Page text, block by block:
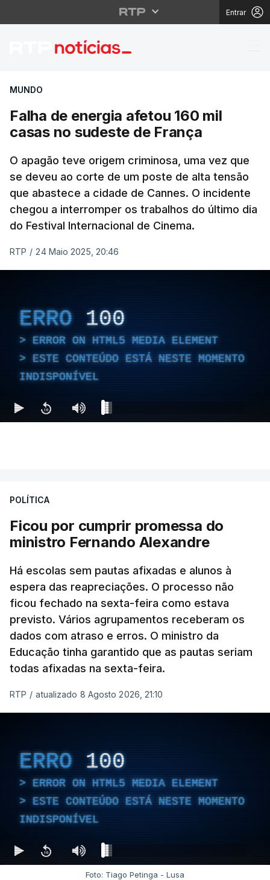
Entrar
Falha de energia
MUNDO
Falha de energia afetou 160 mil
casas no sudeste de França
O apagão teve origem criminosa, uma vez que
se deveu ao corte de um poste de alta tensão
que abastece a cidade de Cannes. O incidente
chegou a interromper os trabalhos do último dia
do Festival Internacional de Cinema.
RTP / 24 Maio 2025, 20:46
ERRO 100
ERROR ON HTML5 MEDIA ELEMENT
ESTE CONTEÚDO ESTÁ NESTE MOMENTO
INDISPONÍVEL
POLÍTICA
Ficou por cumprir promessa do
ministro Fernando Alexandre
Há escolas sem pautas afixadas e alunos à
espera das reapreciações. O processo não
ficou fechado na sexta-feira como estava
previsto. Vários agrupamentos receberam os
dados com atraso e erros. O ministro da
Educação tinha garantido que as pautas seriam
todas afixadas na sexta-feira.
RTP / atualizado 8 Agosto 2026, 21:10
ERRO 100
ERROR ON HTML5 MEDIA ELEMENT
ESTE CONTEÚDO ESTÁ NESTE MOMENTO
INDISPONÍVEL
Foto: Tiago Petinga - Lusa